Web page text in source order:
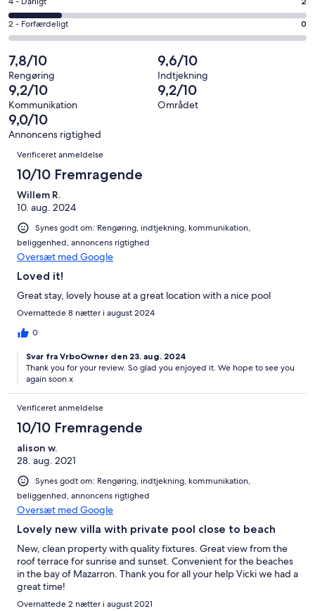
8
af
i
alt
11
anmeldelser
Udmærket.
0
i
alt
11
anmeldelser
6
−
Okay.
1
af
i
alt
11
anmeldelser
på
4
Dårligt.
2
af
i
alt
11
anmeldelser
Bedømmelse
på
2
−
Forfærdeligt.
0
af
anmeldelser
2 - Forfærdeligt 0
7,8/10
Rengøring
9,6/10
Indtjekning
9,2/10
Kommunikation
9,2/10
Området
9,0/10
Annoncens rigtighed
Anmeldelser
Verificeret anmeldelse
10/10 Fremragende
Willem R.
10. aug. 2024
Synes godt om: Rengøring, indtjekning, kommunikation,
beliggenhed, annoncens rigtighed
Oversæt med Google
Loved it!
Great stay, lovely house at a great location with a nice pool
Overnattede 8 nætter i august 2024
0
Svar fra VrboOwner den 23. aug. 2024
Thank you for your review. So glad you enjoyed it. We hope to see you
again soon x
Verificeret anmeldelse
10/10 Fremragende
alison w.
28. aug. 2021
Synes godt om: Rengøring, indtjekning, kommunikation,
beliggenhed, annoncens rigtighed
Oversæt med Google
Lovely new villa with private pool close to beach
New, clean property with quality fixtures. Great view from the
roof terrace for sunrise and sunset. Convenient for the beaches
in the bay of Mazarron. Thank you for all your help Vicki we had a
great time!
Overnattede 2 nætter i august 2021